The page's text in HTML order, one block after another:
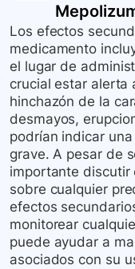
Los efectos
medicamento
el lugar de
crucial estar alerta
hinchazón de la
desmayos,
podrían indicar
grave. A pesar de
importante discutir
sobre cualquier
efectos
monitorear
puede ayudar a
asociados con su